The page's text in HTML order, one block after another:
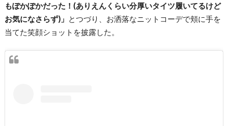
もぽかぽかだった！(ありえんくらい分厚いタイツ履いてるけど
お気になさらず)」 とつづり、お洒落なニットコーデで頬に手を
当てた笑顔ショットを披露した。